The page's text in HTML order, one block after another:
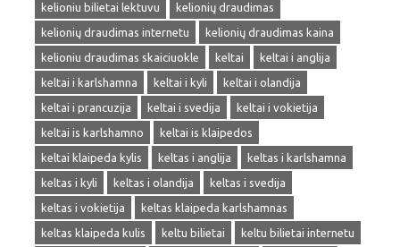
kelioniu bilietai lektuvu
kelionių draudimas
kelionių draudimas internetu
kelionių draudimas kaina
kelioniu draudimas skaiciuokle
keltai
keltai i anglija
keltai i karlshamna
keltai i kyli
keltai i olandija
keltai i prancuzija
keltai i svedija
keltai i vokietija
keltai is karlshamno
keltai is klaipedos
keltai klaipeda kylis
keltas i anglija
keltas i karlshamna
keltas i kyli
keltas i olandija
keltas i svedija
keltas i vokietija
keltas klaipeda karlshamnas
keltas klaipeda kulis
keltu bilietai
keltu bilietai internetu